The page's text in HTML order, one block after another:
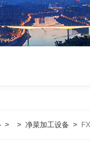
> > 净菜加工设备 >